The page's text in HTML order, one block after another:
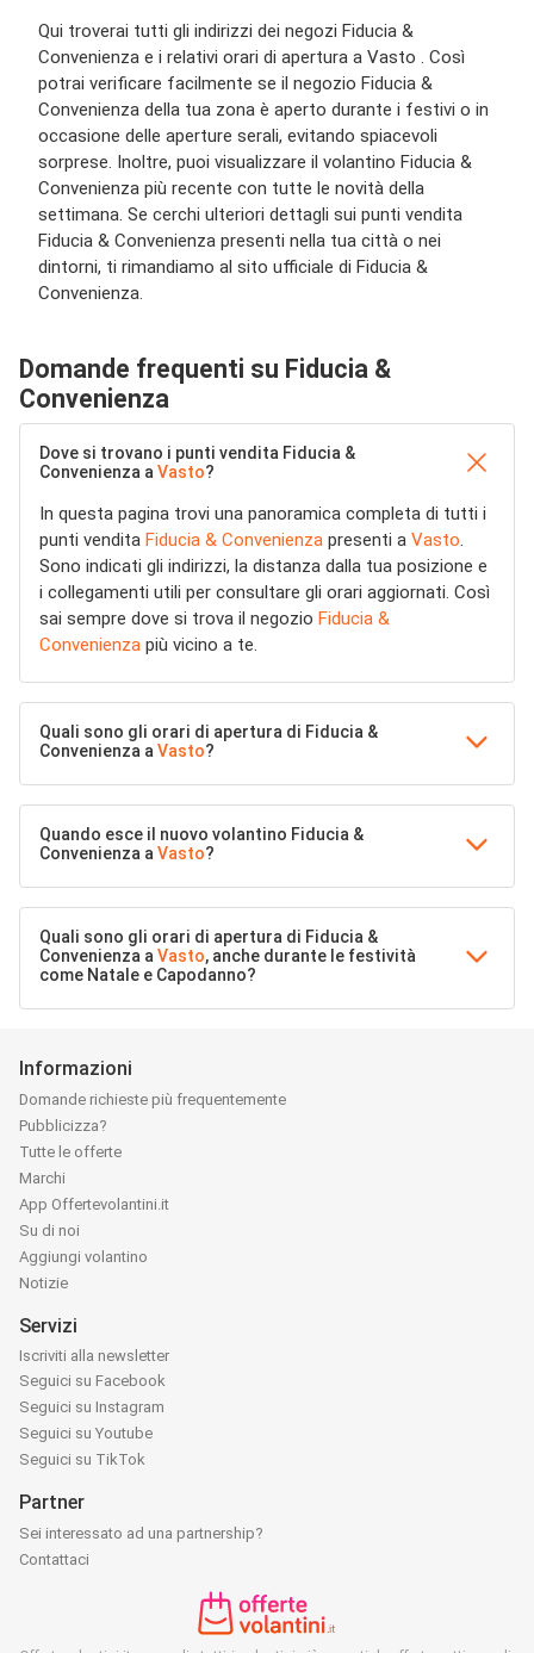
Qui troverai tutti gli indirizzi dei negozi Fiducia &
Convenienza e i relativi orari di apertura a Vasto . Così
potrai verificare facilmente se il negozio Fiducia &
Convenienza della tua zona è aperto durante i festivi o in
occasione delle aperture serali, evitando spiacevoli
sorprese. Inoltre, puoi visualizzare il volantino Fiducia &
Convenienza più recente con tutte le novità della
settimana. Se cerchi ulteriori dettagli sui punti vendita
Fiducia & Convenienza presenti nella tua città o nei
dintorni, ti rimandiamo al sito ufficiale di Fiducia &
Convenienza.
Domande frequenti su Fiducia &
Convenienza
Dove si trovano i punti vendita Fiducia &
Convenienza a Vasto?
In questa pagina trovi una panoramica completa di tutti i
punti vendita Fiducia & Convenienza presenti a Vasto.
Sono indicati gli indirizzi, la distanza dalla tua posizione e
i collegamenti utili per consultare gli orari aggiornati. Così
sai sempre dove si trova il negozio Fiducia &
Convenienza più vicino a te.
Quali sono gli orari di apertura di Fiducia &
Convenienza a Vasto?
Quando esce il nuovo volantino Fiducia &
Convenienza a Vasto?
Quali sono gli orari di apertura di Fiducia &
Convenienza a Vasto, anche durante le festività
come Natale e Capodanno?
Informazioni
Domande richieste più frequentemente
Pubblicizza?
Tutte le offerte
Marchi
App Offertevolantini.it
Su di noi
Aggiungi volantino
Notizie
Servizi
Iscriviti alla newsletter
Seguici su Facebook
Seguici su Instagram
Seguici su Youtube
Seguici su TikTok
Partner
Sei interessato ad una partnership?
Contattaci